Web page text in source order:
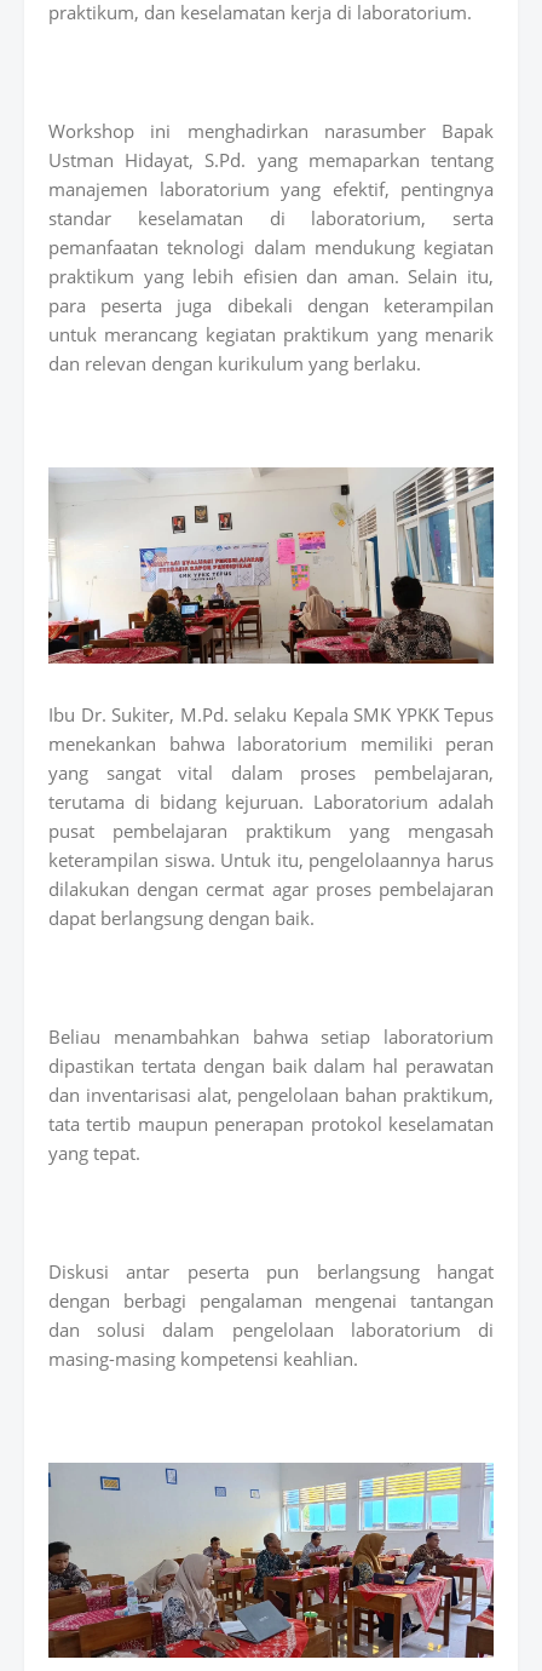
praktikum, dan keselamatan kerja di laboratorium.
Workshop ini menghadirkan narasumber Bapak
Ustman Hidayat, S.Pd. yang memaparkan tentang
manajemen laboratorium yang efektif, pentingnya
standar keselamatan di laboratorium, serta
pemanfaatan teknologi dalam mendukung kegiatan
praktikum yang lebih efisien dan aman. Selain itu,
para peserta juga dibekali dengan keterampilan
untuk merancang kegiatan praktikum yang menarik
dan relevan dengan kurikulum yang berlaku.
Ibu Dr. Sukiter, M.Pd. selaku Kepala SMK YPKK Tepus
menekankan bahwa laboratorium memiliki peran
yang sangat vital dalam proses pembelajaran,
terutama di bidang kejuruan. Laboratorium adalah
pusat pembelajaran praktikum yang mengasah
keterampilan siswa. Untuk itu, pengelolaannya harus
dilakukan dengan cermat agar proses pembelajaran
dapat berlangsung dengan baik.
Beliau menambahkan bahwa setiap laboratorium
dipastikan tertata dengan baik dalam hal perawatan
dan inventarisasi alat, pengelolaan bahan praktikum,
tata tertib maupun penerapan protokol keselamatan
yang tepat.
Diskusi antar peserta pun berlangsung hangat
dengan berbagi pengalaman mengenai tantangan
dan solusi dalam pengelolaan laboratorium di
masing-masing kompetensi keahlian.